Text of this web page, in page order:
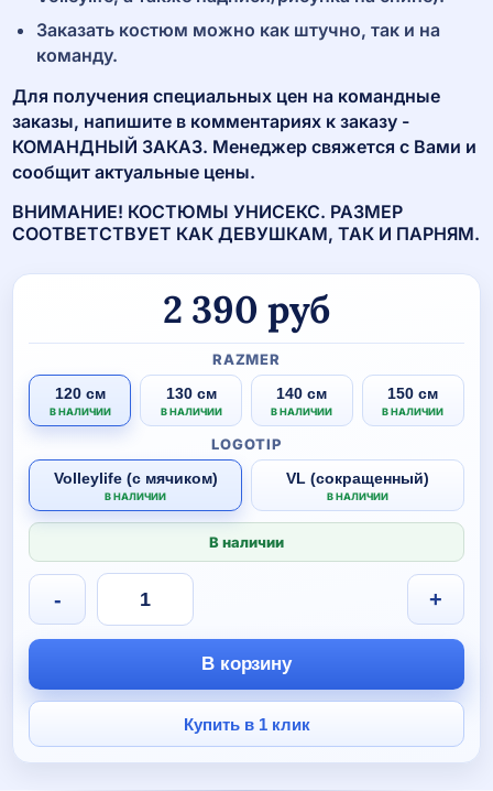
Заказать костюм можно как штучно, так и на
команду.
Для получения специальных цен на командные
заказы, напишите в комментариях к заказу -
КОМАНДНЫЙ ЗАКАЗ. Менеджер свяжется с Вами и
сообщит актуальные цены.
ВНИМАНИЕ! КОСТЮМЫ УНИСЕКС. РАЗМЕР
СООТВЕТСТВУЕТ КАК ДЕВУШКАМ, ТАК И ПАРНЯМ.
2 390 руб
RAZMER
120 см
В НАЛИЧИИ
130 см
В НАЛИЧИИ
140 см
В НАЛИЧИИ
150 см
В НАЛИЧИИ
LOGOTIP
Volleylife (с мячиком)
В НАЛИЧИИ
VL (сокращенный)
В НАЛИЧИИ
В наличии
Количество
товара
Тренировочный
костюм
КРАСНЫЙ
детский
- +
В корзину
Купить в 1 клик